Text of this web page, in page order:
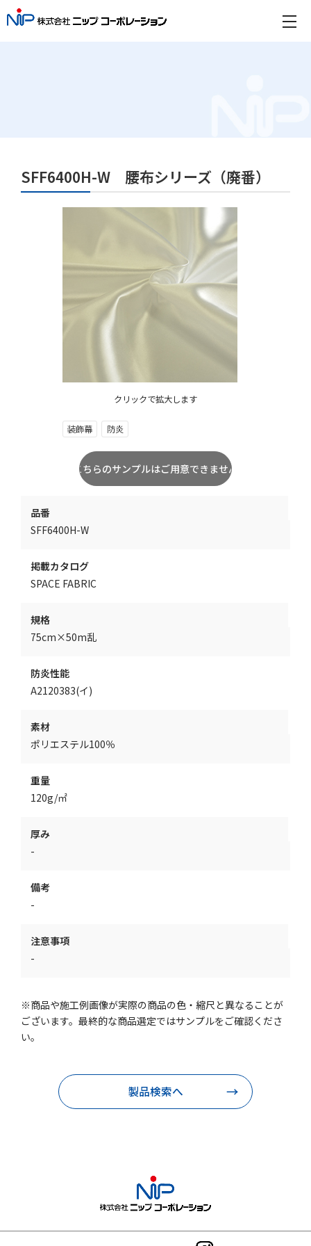
SFF6400H-W 腰布シリーズ（廃番）
クリックで拡大します
装飾幕 防炎
品番
SFF6400H-W
掲載カタログ
SPACE FABRIC
規格
75cm×50m乱
防炎性能
A2120383(イ)
素材
ポリエステル100％
重量
120g/㎡
厚み
-
備考
-
注意事項
-
※商品や施工例画像が実際の商品の色・縮尺と異なることが
ございます。最終的な商品選定ではサンプルをご確認くださ
い。
製品検索へ